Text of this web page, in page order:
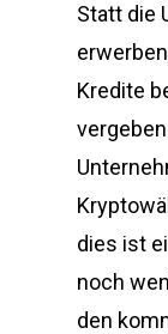
Statt die
Kredite
dies ist
noch
den